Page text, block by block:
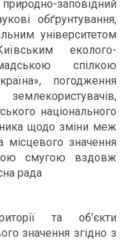
заповідний
обґрунтування,
університетом
еколого-
спілкою
погодження
національного
щодо зміни меж
місцевого значення
смугою вздовж
рада
та об’єкти
значення згідно з